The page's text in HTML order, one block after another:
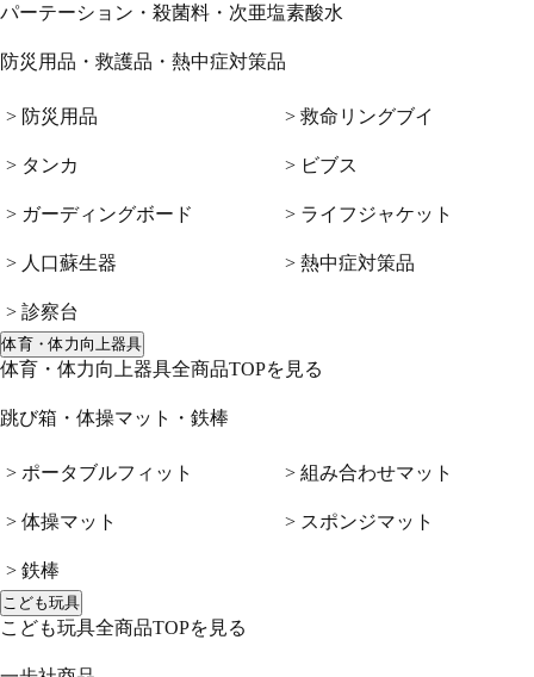
パーテーション・殺菌料・次亜塩素酸水
防災用品・救護品・熱中症対策品
> 防災用品
> タンカ
> ガーディングボード
> 人口蘇生器
> 診察台
> 救命リングブイ
> ビブス
> ライフジャケット
> 熱中症対策品
体育・体力向上器具
体育・体力向上器具全商品TOPを見る
跳び箱・体操マット・鉄棒
> ポータブルフィット
> 体操マット
> 鉄棒
> 組み合わせマット
> スポンジマット
こども玩具
こども玩具全商品TOPを見る